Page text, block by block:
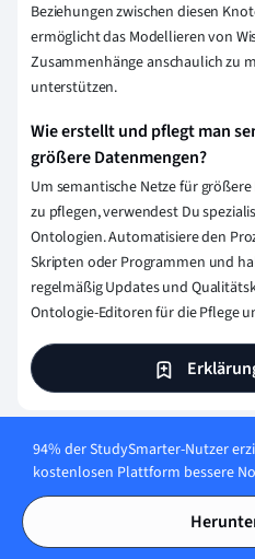
Beziehungen zwischen diesen
ermöglicht das Modellieren von
Zusammenhänge anschaulich zu
unterstützen.
Wie erstellt und pflegt man
größere Datenmengen?
Um semantische Netze für
zu pflegen, verwendest Du
Ontologien. Automatisiere den
Skripten oder Programmen und
regelmäßig Updates und
Ontologie-Editoren für die Pflege
Wie stellen wir sicher,
korrekt und
Bei StudySmarter haben wir
94% der StudySmarter-Nutzer
kostenlosen Plattform bessere